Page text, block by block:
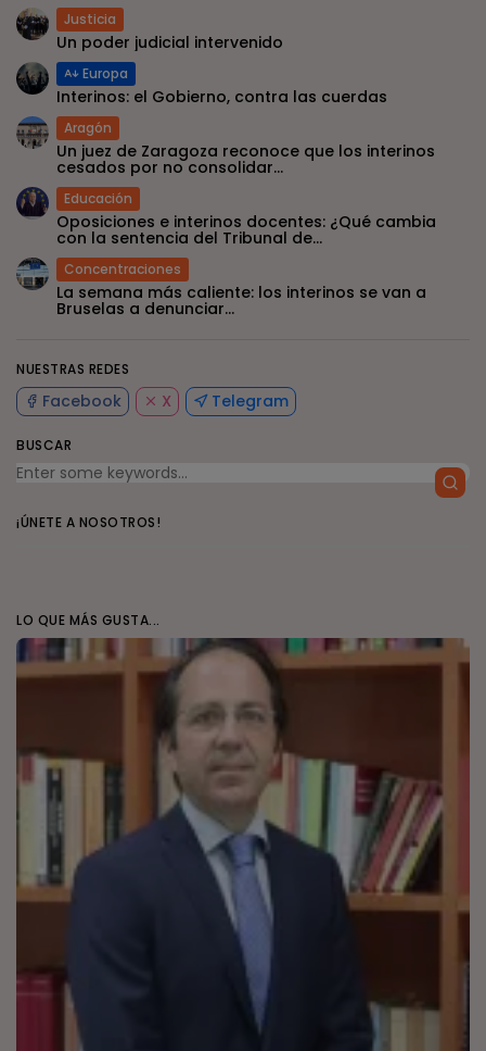
NUESTRAS REDES
Facebook X Telegram
BUSCAR
¡ÚNETE A NOSOTROS!
LO QUE MÁS GUSTA...
Justicia
Un poder judicial intervenido
Europa
Interinos: el Gobierno, contra las cuerdas
Aragón
Un juez de Zaragoza reconoce que los interinos
cesados por no consolidar...
Educación
Oposiciones e interinos docentes: ¿Qué cambia
con la sentencia del Tribunal de...
Concentraciones
La semana más caliente: los interinos se van a
Bruselas a denunciar...